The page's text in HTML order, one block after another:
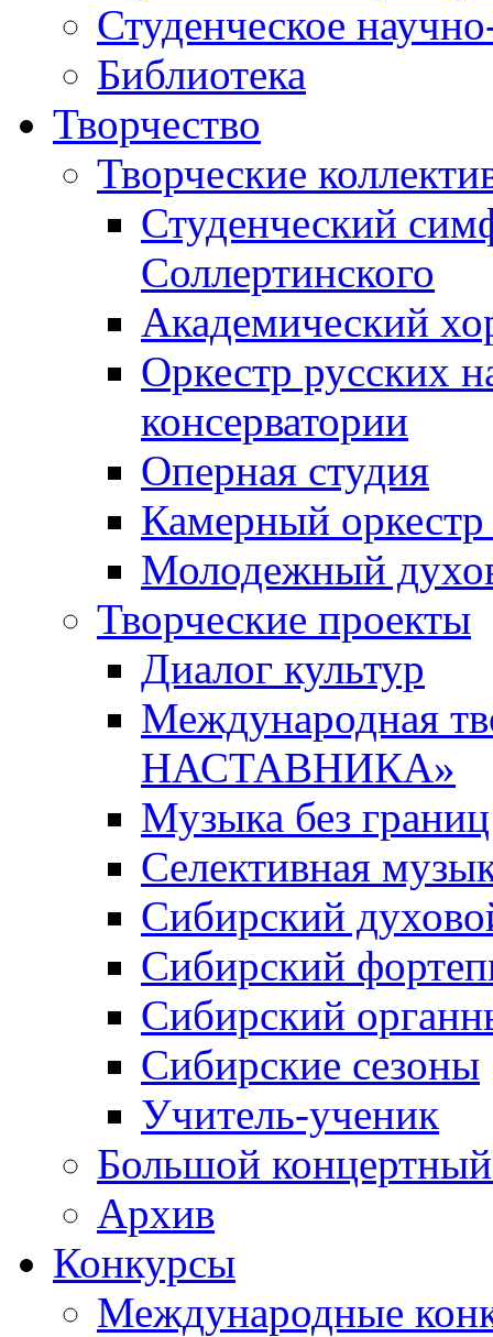
Студенческое
Библиотека
Творчество
Творческие
Студенческий
Соллертинского
Академический
Оркестр русских
консерватории
Оперная студия
Камерный оркестр
Молодежный
Творческие проекты
Диалог культур
Международная
НАСТАВНИКА»
Музыка без границ
Селективная
Сибирский
Сибирский
Сибирский
Сибирские сезоны
Учитель-ученик
Большой концертный
Архив
Конкурсы
Международные